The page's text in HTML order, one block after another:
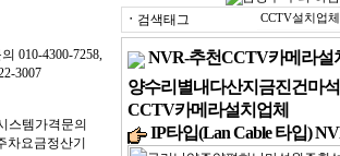
ㆍ 검색태그 CCTV설치업
NVR-추천CCTV카메라설
양수리별내다산지금진건마
CCTV카메라설치업체
IP타입(Lan Cable 타입)